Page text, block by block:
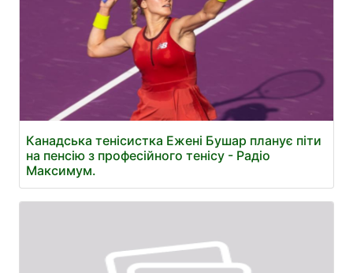
Канадська тенісистка Ежені Бушар планує піти
на пенсію з професійного тенісу - Радіо
Максимум.